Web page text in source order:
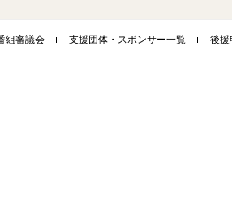
組審議会 支援団体・スポンサー一覧 後援